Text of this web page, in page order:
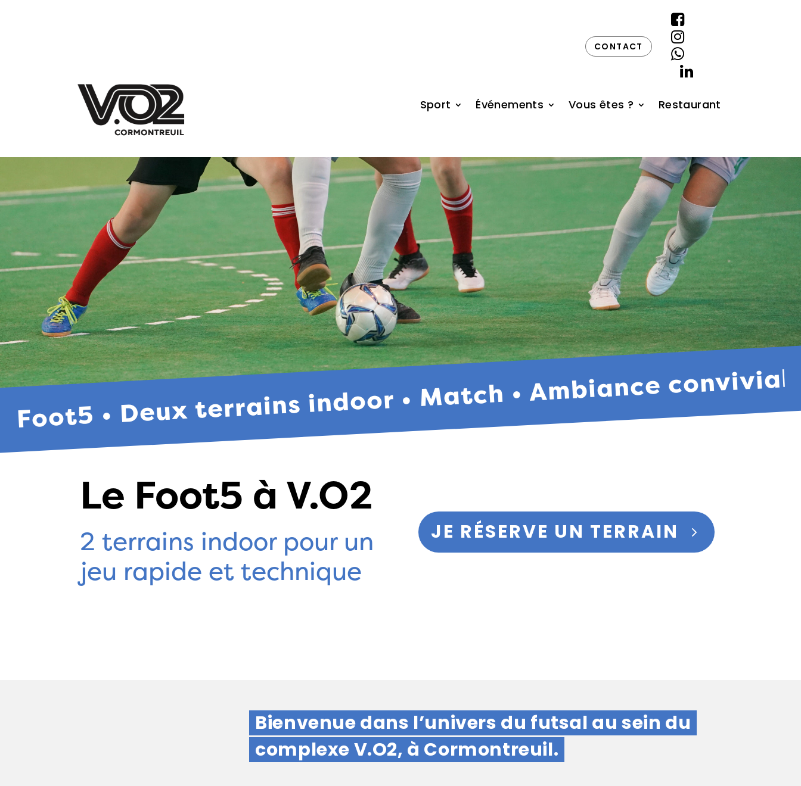
CONTACT




Sport Événements Vous êtes ? Restaurant
Foot5 • Deux terrains indoor • Match • Ambiance
Le Foot5 à V.O2
2 terrains indoor pour un
jeu rapide et technique
JE RÉSERVE UN TERRAIN
Bienvenue dans l’univers du futsal au sein du
complexe V.O2, à Cormontreuil.